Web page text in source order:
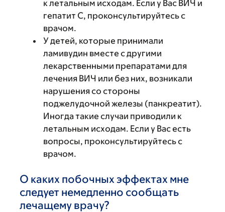
к летальным исходам. Если у Вас ВИЧ и
гепатит С, проконсультируйтесь с
врачом.
У детей, которые принимали
ламивудин вместе с другими
лекарственными препаратами для
лечения ВИЧ или без них, возникали
нарушения со стороны
поджелудочной железы (панкреатит).
Иногда такие случаи приводили к
летальным исходам. Если у Вас есть
вопросы, проконсультируйтесь с
врачом.
О каких побочных эффектах мне
следует немедленно сообщать
лечащему врачу?